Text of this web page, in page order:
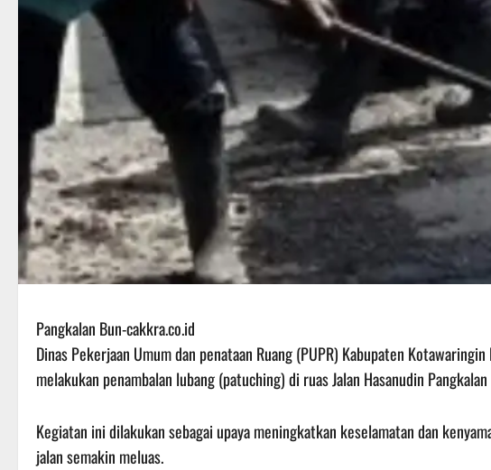
Pangkalan Bun-cakkra.co.id
Dinas Pekerjaan Umum dan penataan Ruang (PUPR) Kabupaten
melakukan penambalan lubang (patuching) di ruas Jalan Hasanudin
Kegiatan ini dilakukan sebagai upaya meningkatkan keselamatan dan
jalan semakin meluas.